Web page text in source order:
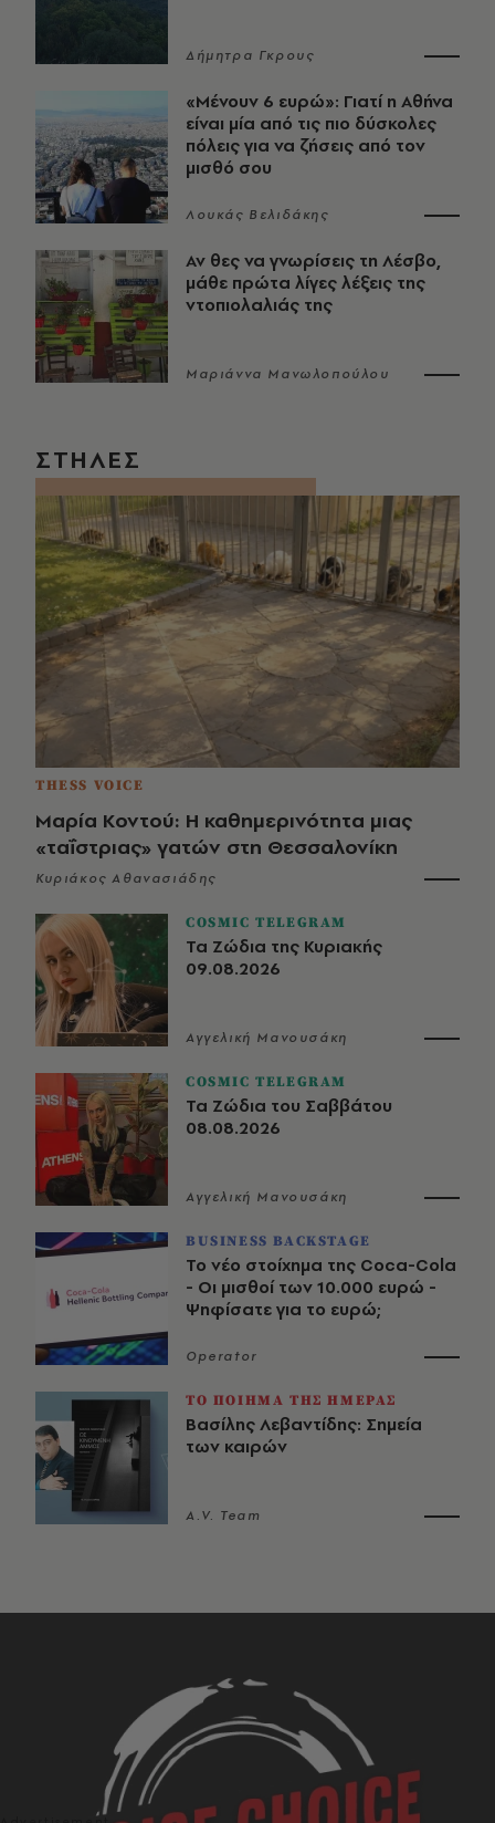
Δήμητρα Γκρους
«Μένουν 6 ευρώ»: Γιατί η Αθήνα
είναι μία από τις πιο δύσκολες
πόλεις για να ζήσεις από τον
μισθό σου
Λουκάς Βελιδάκης
Αν θες να γνωρίσεις τη Λέσβο,
μάθε πρώτα λίγες λέξεις της
ντοπιολαλιάς της
Μαριάννα Μανωλοπούλου
ΣΤΗΛΕΣ
THESS VOICE
Μαρία Κοντού: Η καθημερινότητα μιας
«ταΐστριας» γατών στη Θεσσαλονίκη
Κυριάκος Αθανασιάδης
COSMIC TELEGRAM
Τα Ζώδια της Κυριακής
09.08.2026
Αγγελική Μανουσάκη
COSMIC TELEGRAM
Τα Ζώδια του Σαββάτου
08.08.2026
Αγγελική Μανουσάκη
BUSINESS BACKSTAGE
Το νέο στοίχημα της Coca-Cola
- Οι μισθοί των 10.000 ευρώ -
Ψηφίσατε για το ευρώ;
Operator
ΤΟ ΠΟΙΗΜΑ ΤΗΣ ΗΜΕΡΑΣ
Βασίλης Λεβαντίδης: Σημεία
των καιρών
A.V. Team